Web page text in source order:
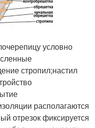
условно
стропил;настил
располагаются
отрезок фиксируется